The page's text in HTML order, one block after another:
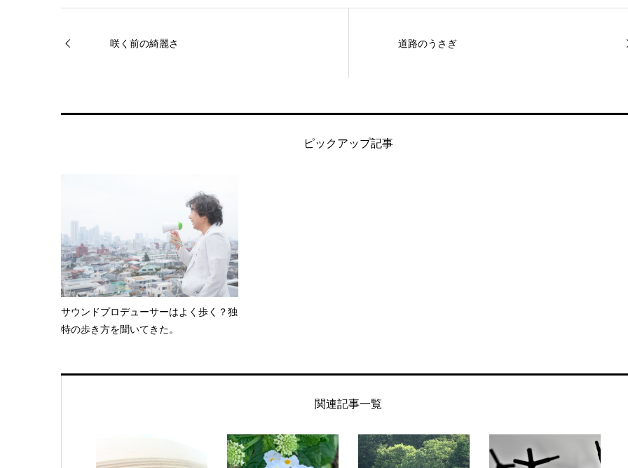
咲く前の綺麗さ 道路のうさぎ
ピックアップ記事
サウンドプロデューサーはよく歩く？独
特の歩き方を聞いてきた。
関連記事一覧